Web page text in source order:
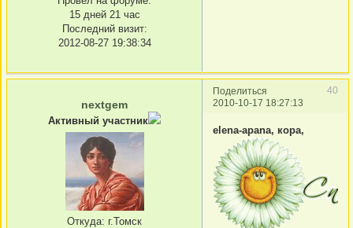
15 дней 21 час
Последний визит:
2012-08-27 19:38:34
Поделиться
40
2010-10-17 18:27:13
nextgem
Активный участник
Откуда: г.Томск
elena-apana, кора,